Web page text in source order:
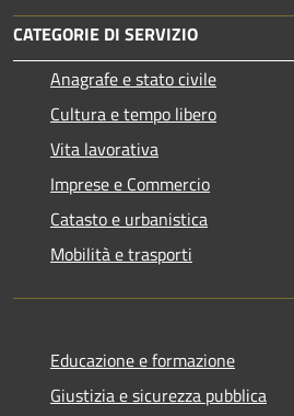
CATEGORIE DI SERVIZIO
Anagrafe e stato civile
Cultura e tempo libero
Vita lavorativa
Imprese e Commercio
Catasto e urbanistica
Mobilità e trasporti
Educazione e formazione
Giustizia e sicurezza pubblica